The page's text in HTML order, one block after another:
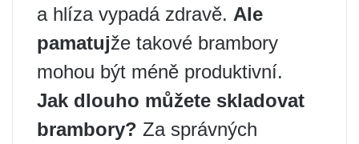
a hlíza vypadá zdravě. Ale
pamatujže takové brambory
mohou být méně produktivní.
Jak dlouho můžete skladovat
brambory? Za správných